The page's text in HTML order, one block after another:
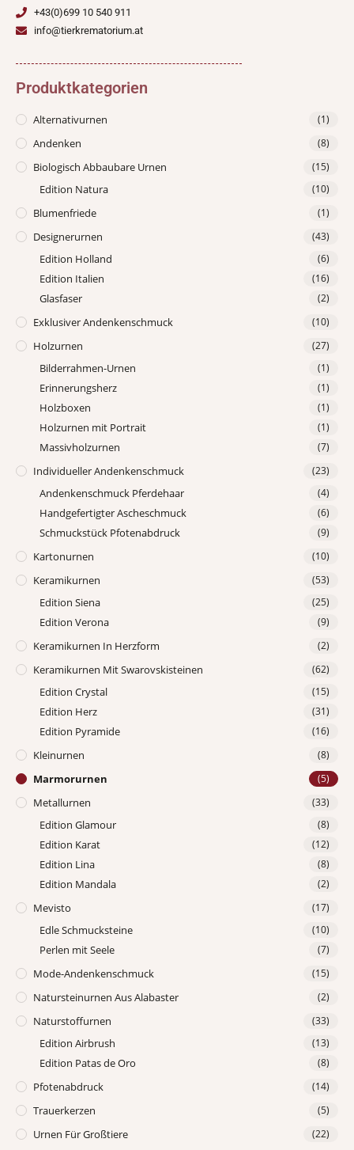
+43(0)699 10 540 911
info@tierkrematorium.at
Produktkategorien
Alternativurnen (1)
Andenken (8)
Biologisch Abbaubare Urnen (15)
Edition Natura (10)
Blumenfriede (1)
Designerurnen (43)
Edition Holland (6)
Edition Italien (16)
Glasfaser (2)
Exklusiver Andenkenschmuck (10)
Holzurnen (27)
Bilderrahmen-Urnen (1)
Erinnerungsherz (1)
Holzboxen (1)
Holzurnen mit Portrait (1)
Massivholzurnen (7)
Individueller Andenkenschmuck (23)
Andenkenschmuck Pferdehaar (4)
Handgefertigter Ascheschmuck (6)
Schmuckstück Pfotenabdruck (9)
Kartonurnen (10)
Keramikurnen (53)
Edition Siena (25)
Edition Verona (9)
Keramikurnen In Herzform (2)
Keramikurnen Mit Swarovskisteinen (62)
Edition Crystal (15)
Edition Herz (31)
Edition Pyramide (16)
Kleinurnen (8)
Marmorurnen (5)
Metallurnen (33)
Edition Glamour (8)
Edition Karat (12)
Edition Lina (8)
Edition Mandala (2)
Mevisto (17)
Edle Schmucksteine (10)
Perlen mit Seele (7)
Mode-Andenkenschmuck (15)
Natursteinurnen Aus Alabaster (2)
Naturstoffurnen (33)
Edition Airbrush (13)
Edition Patas de Oro (8)
Pfotenabdruck (14)
Trauerkerzen (5)
Urnen Für Großtiere (22)